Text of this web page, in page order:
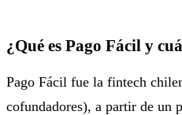
¿Qué es Pago Fácil y
Pago Fácil fue la fintech
cofundadores), a partir de un